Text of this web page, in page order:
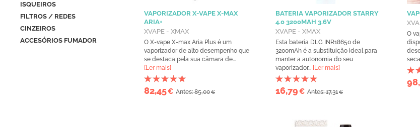
ISQUEIROS
FILTROS / REDES
CINZEIROS
ACCESÓRIOS FUMADOR
VAPORIZADOR X-VAPE X-MAX
ARIA+
XVAPE - XMAX
O X-vape X-max Aria Plus é um
vaporizador de alto desempenho que
se destaca pela sua câmara de...
[Ler mais]
82,45€ Antes: 85,00€
BATERIA VAPORIZADOR STARRY
4.0 3200MAH 3.6V
XVAPE - XMAX
Esta bateria DLG INR18650 de
3200mAh é a substituição ideal para
manter a autonomia do seu
vaporizador... [Ler mais]
16,79€ Antes: 17,31€
O